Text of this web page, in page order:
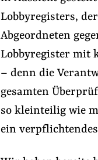
Lobbyregisters,
Abgeordneten
Lobbyregister mit
– denn die
gesamten
so kleinteilig wie
ein